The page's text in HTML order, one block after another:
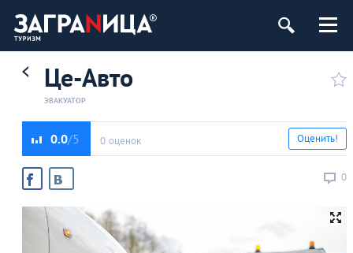
Це-Авто
ЭВАКУАТОР
0.0 0 оценок
0
Оценить!